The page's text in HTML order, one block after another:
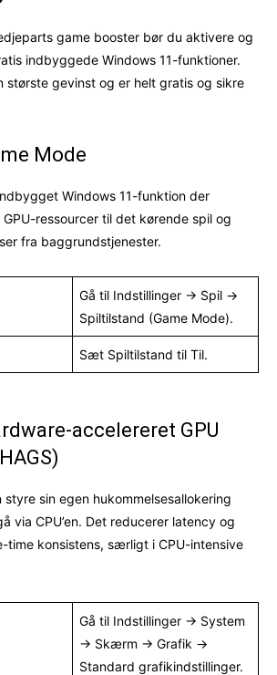
game booster bør du aktivere og
indbyggede Windows 11-funktioner.
største gevinst og er helt gratis og sikre
Mode
Windows 11-funktion der
ressourcer til det kørende spil og
fra baggrundstjenester.
Gå til Indstillinger → Spil →
Spiltilstand (Game Mode).
Sæt Spiltilstand til Til.
accelereret GPU
styre sin egen hukommelsesallokering
via CPU’en. Det reducerer latency og
time konsistens, særligt i CPU-intensive
Gå til Indstillinger → System
→ Skærm → Grafik →
Standard grafikindstillinger.